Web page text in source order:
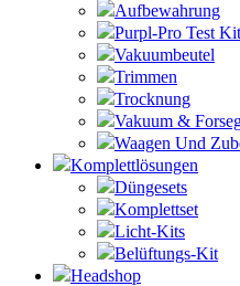
Aufbewahrung
Purpl-Pro Test Kit
Vakuumbeutel
Trimmen
Trocknung
Vakuum &
Waagen Und
Komplettlösungen
Düngesets
Komplettset
Licht-Kits
Belüftungs-Kit
Headshop